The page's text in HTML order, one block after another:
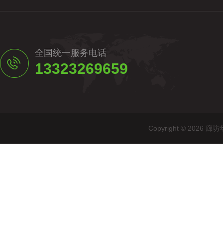
全国统一服务电话
13323269659
Copyright © 2026 廊